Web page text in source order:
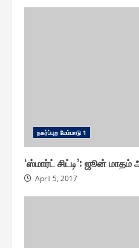
ந௧ர்ப்புற மேம்பாடு 1
‘ஸ்மார்ட் சிட்டி’: ஜூன் மாதம்
April 5, 2017